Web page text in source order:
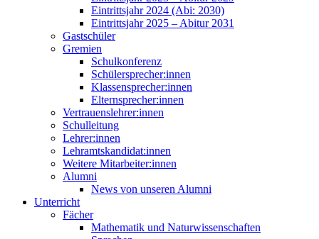
Eintrittsjahr 2024 (Abi: 2030)
Eintrittsjahr 2025 – Abitur 2031
Gastschüler
Gremien
Schulkonferenz
Schülersprecher:innen
Klassensprecher:innen
Elternsprecher:innen
Vertrauenslehrer:innen
Schulleitung
Lehrer:innen
Lehramtskandidat:innen
Weitere Mitarbeiter:innen
Alumni
News von unseren Alumni
Unterricht
Fächer
Mathematik und Naturwissenschaften